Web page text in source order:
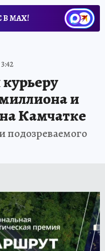
В МАХ!
и
Камчатке
подозреваемого